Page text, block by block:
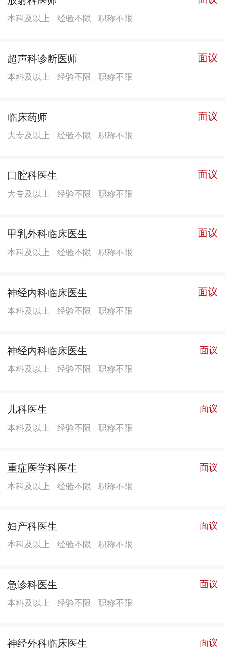
张。新院功能更齐全，设施设备更完善，应对突发公共
本科及以上 经验不限 职称不限
超声科诊断医师 面议
本科及以上 经验不限 职称不限
临床药师 面议
大专及以上 经验不限 职称不限
口腔科医生 面议
大专及以上 经验不限 职称不限
甲乳外科临床医生 面议
本科及以上 经验不限 职称不限
神经内科临床医生 面议
本科及以上 经验不限 职称不限
神经内科临床医生 面议
本科及以上 经验不限 职称不限
儿科医生 面议
本科及以上 经验不限 职称不限
重症医学科医生 面议
本科及以上 经验不限 职称不限
妇产科医生 面议
本科及以上 经验不限 职称不限
急诊科医生 面议
本科及以上 经验不限 职称不限
神经外科临床医生 面议